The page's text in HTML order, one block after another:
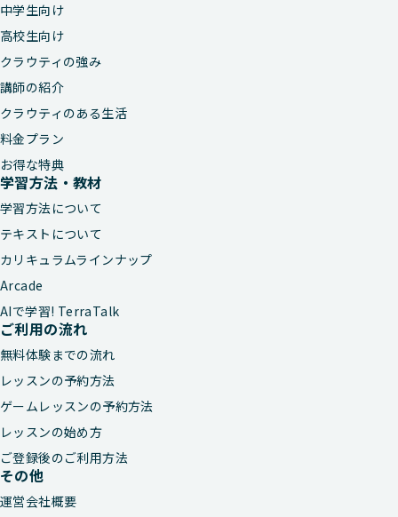
中学生向け
高校生向け
クラウティの強み
講師の紹介
クラウティのある生活
料金プラン
お得な特典
学習方法・教材
学習方法について
テキストについて
カリキュラムラインナップ
Arcade
AIで学習! TerraTalk
ご利用の流れ
無料体験までの流れ
レッスンの予約方法
ゲームレッスンの予約方法
レッスンの始め方
ご登録後のご利用方法
その他
運営会社概要